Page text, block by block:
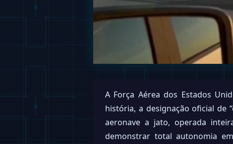
A Força Aérea dos Estados
história, a designação oficial de
aeronave a jato, operada
demonstrar total autonomia